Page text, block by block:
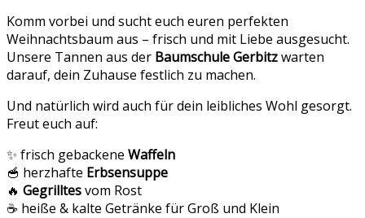
Komm vorbei und sucht euch euren perfekten
Weihnachtsbaum aus – frisch und mit Liebe ausgesucht.
Unsere Tannen aus der Baumschule Gerbitzwarten
darauf, dein Zuhause festlich zu machen.
Und natürlich wird auch für dein leibliches Wohl gesorgt.
Freut euch auf:
✨ frisch gebackene Waffeln
🥣 herzhafte Erbsensuppe
🔥 Gegrilltesvom Rost
☕ heiße & kalte Getränke für Groß und Klein